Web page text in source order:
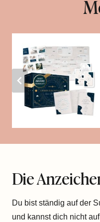
Die
Du bist ständig auf der
und kannst dich nicht